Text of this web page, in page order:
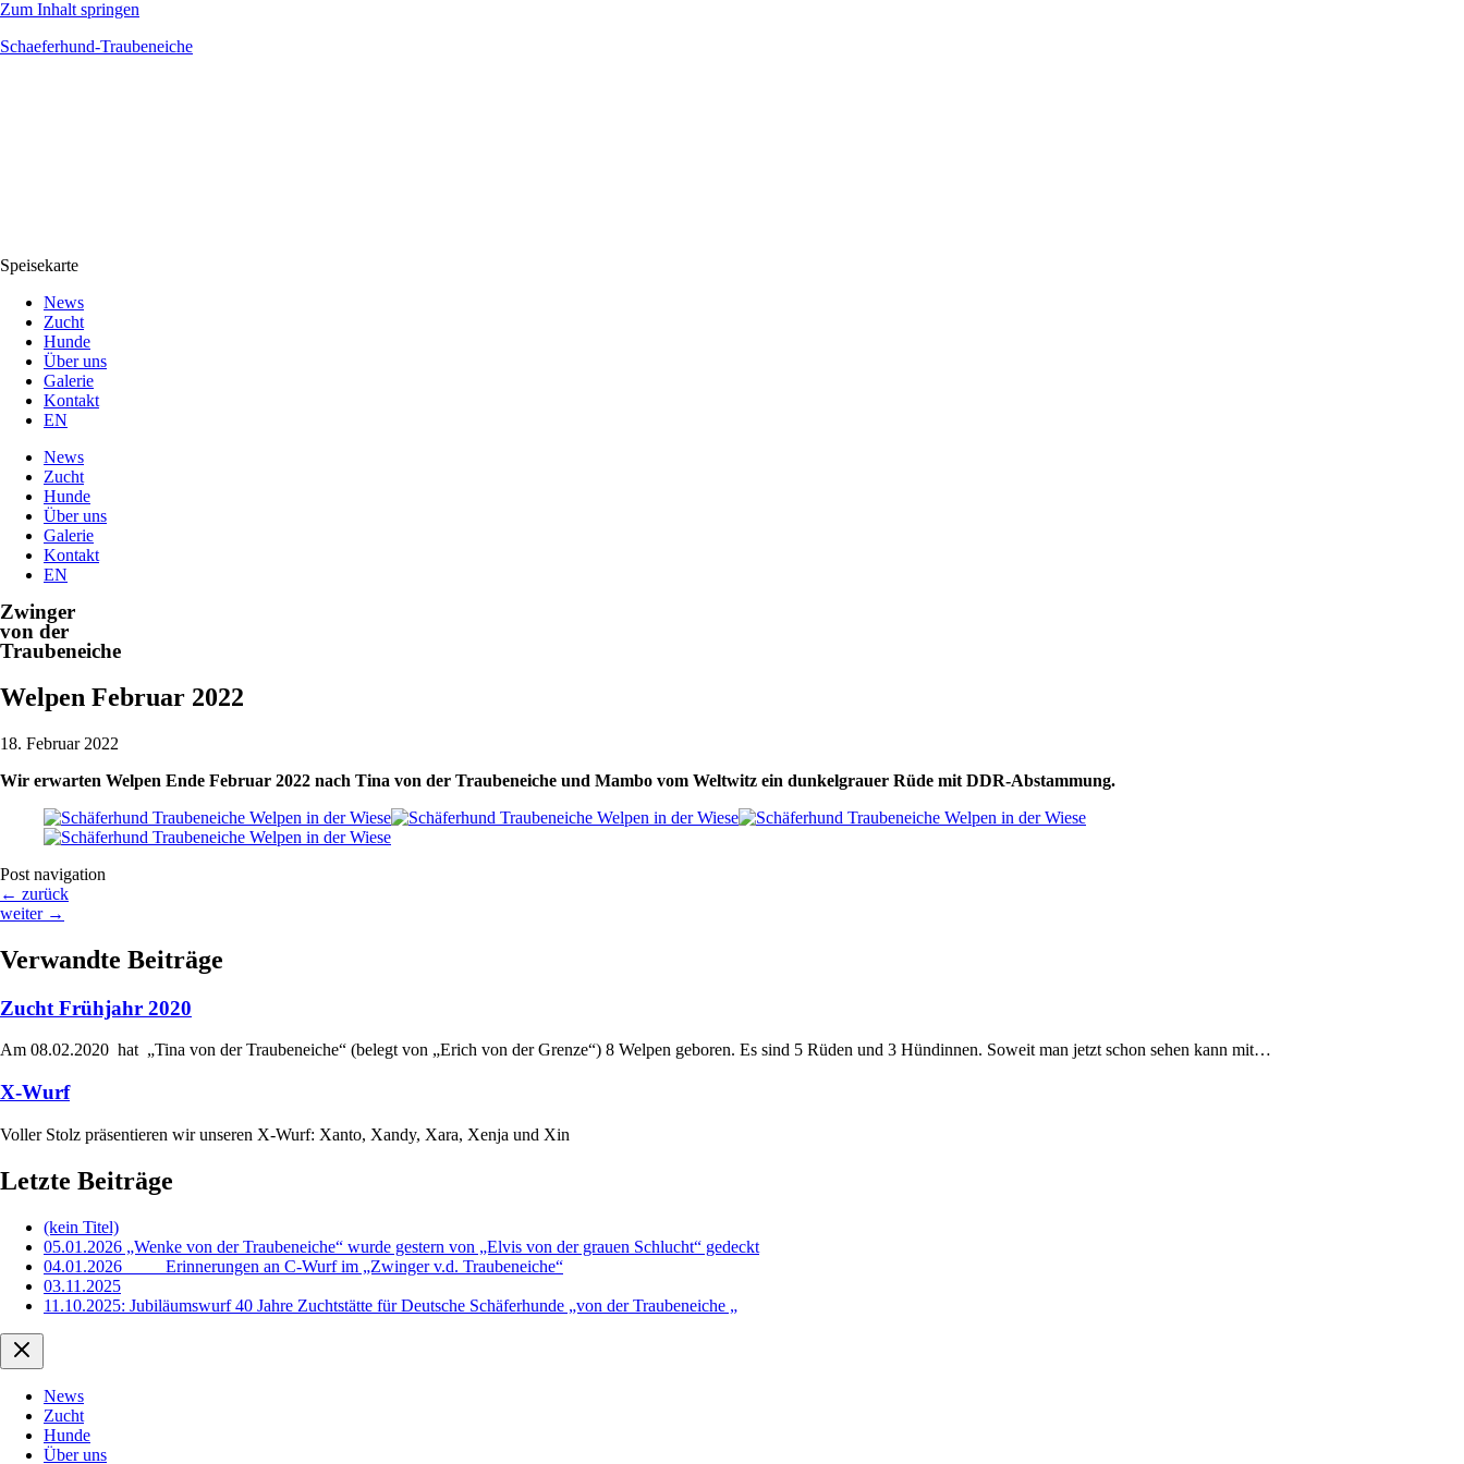
Zum Inhalt springen
Schaeferhund-Traubeneiche
Speisekarte
News
Zucht
Hunde
Über uns
Galerie
Kontakt
EN
News
Zucht
Hunde
Über uns
Galerie
Kontakt
EN
Zwinger
von der
Traubeneiche
Welpen Februar 2022
18. Februar 2022
Wir erwarten Welpen Ende Februar 2022 nach Tina von der Traubeneiche und Mambo vom Weltwitz ein dunkelgrauer Rüde mit DDR-Abstammung.
Post navigation
← zurück
weiter →
Verwandte Beiträge
Zucht Frühjahr 2020
Am 08.02.2020 hat „Tina von der Traubeneiche“ (belegt von „Erich von der Grenze“) 8 Welpen geboren. Es sind 5 Rüden und 3 Hündinnen. Soweit man jetzt schon sehen kann mit…
X-Wurf
Voller Stolz präsentieren wir unseren X-Wurf: Xanto, Xandy, Xara, Xenja und Xin
Letzte Beiträge
(kein Titel)
05.01.2026 „Wenke von der Traubeneiche“ wurde gestern von „Elvis von der grauen Schlucht“ gedeckt
04.01.2026 Erinnerungen an C-Wurf im „Zwinger v.d. Traubeneiche“
03.11.2025
11.10.2025: Jubiläumswurf 40 Jahre Zuchtstätte für Deutsche Schäferhunde „von der Traubeneiche „
News
Zucht
Hunde
Über uns